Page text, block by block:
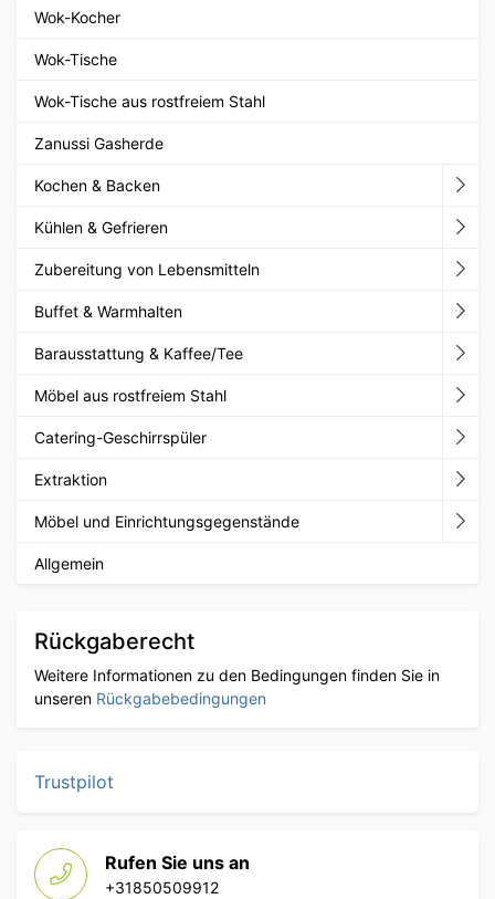
Wok-Kocher
Wok-Tische
Wok-Tische aus rostfreiem Stahl
Zanussi Gasherde
Kochen & Backen
Kühlen & Gefrieren
Zubereitung von Lebensmitteln
Buffet & Warmhalten
Barausstattung & Kaffee/Tee
Möbel aus rostfreiem Stahl
Catering-Geschirrspüler
Extraktion
Möbel und Einrichtungsgegenstände
Allgemein
Rückgaberecht
Weitere Informationen zu den Bedingungen finden Sie in
unseren Rückgabebedingungen
Trustpilot
Rufen Sie uns an
+31850509912